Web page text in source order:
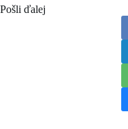
Pošli ďalej